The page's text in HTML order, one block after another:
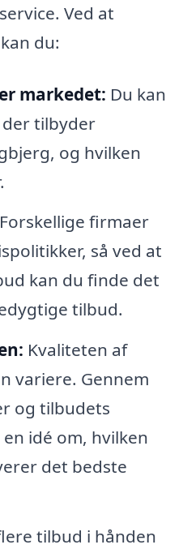
Ved at
du:
markedet: Du kan
tilbyder
og hvilken
Forskellige firmaer
så ved at
kan du finde det
tilbud.
Kvaliteten af
variere. Gennem
og tilbudets
idé om, hvilken
det bedste
tilbud i hånden